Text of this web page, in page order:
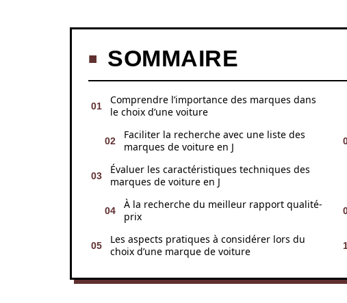
SOMMAIRE
Comprendre l’importance des marques dans
le choix d’une voiture
Faciliter la recherche avec une liste des
marques de voiture en J
Évaluer les caractéristiques techniques des
marques de voiture en J
À la recherche du meilleur rapport qualité-
prix
Les aspects pratiques à considérer lors du
choix d’une marque de voiture